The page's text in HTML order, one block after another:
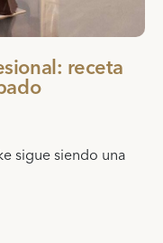
receta
sigue siendo una